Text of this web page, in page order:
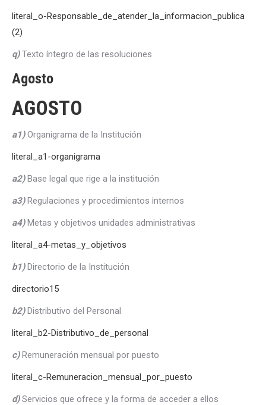
literal_o-Responsable_de_atender_la_informacion_publica
(2)
q) Texto íntegro de las resoluciones
Agosto
AGOSTO
a1) Organigrama de la Institución
literal_a1-organigrama
a2) Base legal que rige a la institución
a3)Regulaciones y procedimientos internos
a4)Metas y objetivos unidades administrativas
literal_a4-metas_y_objetivos
b1)Directorio de la Institución
directorio15
b2)Distributivo del Personal
literal_b2-Distributivo_de_personal
c)Remuneración mensual por puesto
literal_c-Remuneracion_mensual_por_puesto
d)Servicios que ofrece y la forma de acceder a ellos